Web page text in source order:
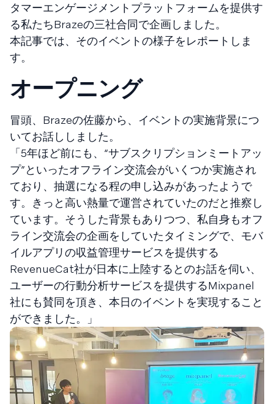
タマーエンゲージメントプラットフォームを提供す
る私たちBrazeの三社合同で企画しました。
本記事では、そのイベントの様子をレポートしま
す。
オープニング
冒頭、Brazeの佐藤から、イベントの実施背景につ
いてお話ししました。
「5年ほど前にも、“サブスクリプションミートアッ
プ”といったオフライン交流会がいくつか実施され
ており、抽選になる程の申し込みがあったようで
す。きっと高い熱量で運営されていたのだと推察し
ています。そうした背景もありつつ、私自身もオフ
ライン交流会の企画をしていたタイミングで、モバ
イルアプリの収益管理サービスを提供する
RevenueCat社が日本に上陸するとのお話を伺い、
ユーザーの行動分析サービスを提供するMixpanel
社にも賛同を頂き、本日のイベントを実現すること
ができました。」